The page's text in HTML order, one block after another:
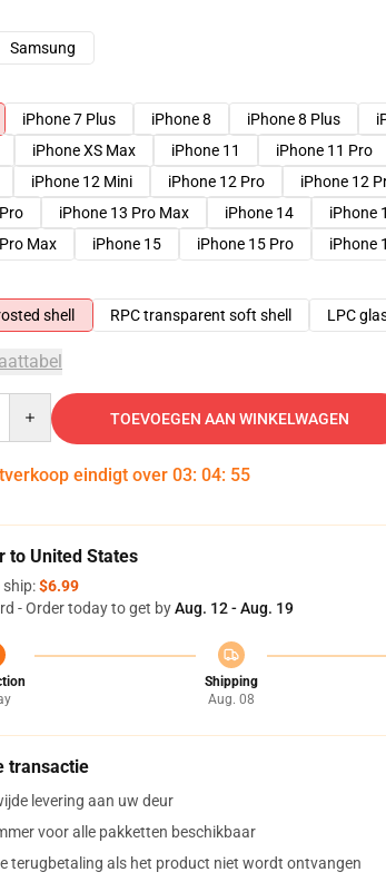
Samsung
iPhone 7 Plus iPhone 8 iPhone 8 Plus
iPhone XS Max iPhone 11 iPhone 11 Pro
iPhone 12 Mini iPhone 12 Pro iPhone 12
iPhone 13 Pro Max iPhone 14
iPhone
Max
iPhone 15 iPhone 15 Pro
iPhone
shell
RPC transparent soft shell LPC
TOEVOEGEN AAN WINKELWAGEN
eindigt over 03: 04: 54
to United States
$6.99
- Order today to get byAug. 12 - Aug. 19
Shipping
Aug. 08
transactie
levering aan uw deur
voor alle pakketten beschikbaar
terugbetaling als het product niet wordt ontvangen